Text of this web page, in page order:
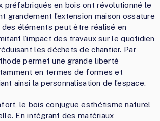
préfabriqués en bois ont révolutionné le
grandement l’extension maison ossature
éléments peut être réalisé en
l’impact des travaux sur le quotidien
les déchets de chantier. Par
permet une grande liberté
en termes de formes et
ainsi la personnalisation de l’espace.
le bois conjugue esthétisme naturel
En intégrant des matériaux